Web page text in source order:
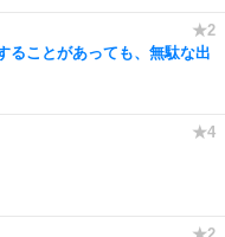
ることがあっても、無駄な出